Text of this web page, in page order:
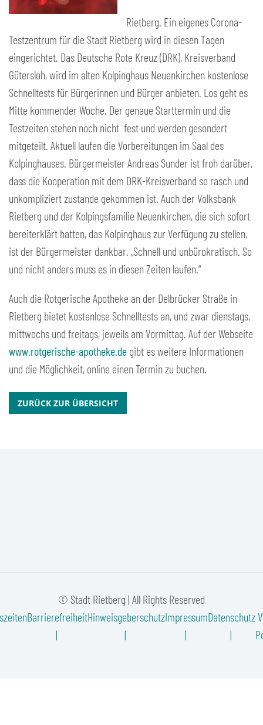
Rietberg. Ein eigenes Corona-
Testzentrum für die Stadt Rietberg wird in diesen Tagen
eingerichtet. Das Deutsche Rote Kreuz (DRK), Kreisverband
Gütersloh, wird im alten Kolpinghaus Neuenkirchen kostenlose
Schnelltests für Bürgerinnen und Bürger anbieten. Los geht es
Mitte kommender Woche. Der genaue Starttermin und die
Testzeiten stehen noch nicht fest und werden gesondert
mitgeteilt. Aktuell laufen die Vorbereitungen im Saal des
Kolpinghauses. Bürgermeister Andreas Sunder ist froh darüber,
dass die Kooperation mit dem DRK-Kreisverband so rasch und
unkompliziert zustande gekommen ist. Auch der Volksbank
Rietberg und der Kolpingsfamilie Neuenkirchen, die sich sofort
bereiterklärt hatten, das Kolpinghaus zur Verfügung zu stellen,
ist der Bürgermeister dankbar. „Schnell und unbürokratisch. So
und nicht anders muss es in diesen Zeiten laufen.“
Auch die Rotgerische Apotheke an der Delbrücker Straße in
Rietberg bietet kostenlose Schnelltests an, und zwar dienstags,
mittwochs und freitags, jeweils am Vormittag. Auf der Webseite
www.rotgerische-apotheke.de gibt es weitere Informationen
und die Möglichkeit, online einen Termin zu buchen.
ZURÜCK ZUR ÜBERSICHT
© Stadt Rietberg | All Rights Reserved
BarrierefreiheitHinweisgeberschutzImpressumDatenschutz